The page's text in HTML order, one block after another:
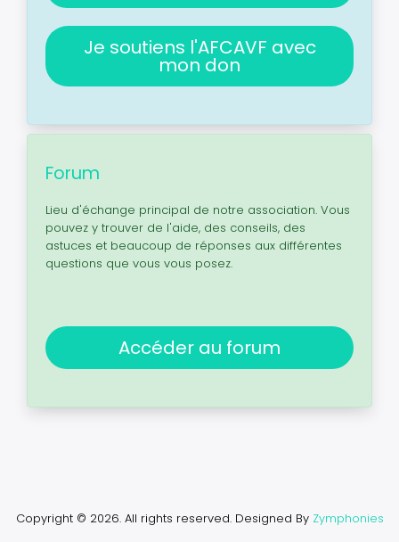
Je soutiens l'AFCAVF avec
mon don
Forum
Lieu d'échange principal de notre association. Vous
pouvez y trouver de l'aide, des conseils, des
astuces et beaucoup de réponses aux différentes
questions que vous vous posez.
Accéder au forum
Copyright © 2026. All rights reserved. Designed By Zymphonies